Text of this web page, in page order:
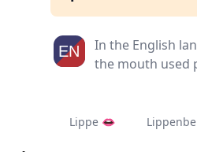
In the English
the mouth used
Lippe 👄